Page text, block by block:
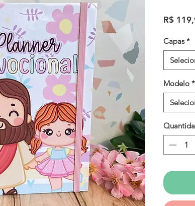
R$
Capas *
Modelo *